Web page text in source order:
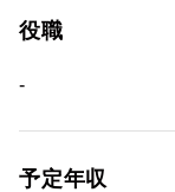
役職
-
予定年収